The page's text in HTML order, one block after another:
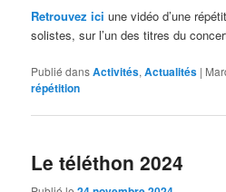
Retrouvez ici une vidéo d’une
solistes, sur l’un des titres du
Publié dansActivités,Actualités |
répétition
Le téléthon 2024